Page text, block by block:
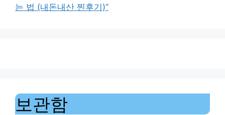
는 법 (내돈내산 찐후기)”
보관함